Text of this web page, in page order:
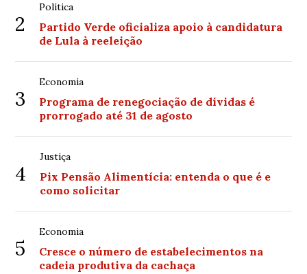
2
Política
Partido Verde oficializa apoio à candidatura
de Lula à reeleição
3
Economia
Programa de renegociação de dívidas é
prorrogado até 31 de agosto
4
Justiça
Pix Pensão Alimentícia: entenda o que é e
como solicitar
5
Economia
Cresce o número de estabelecimentos na
cadeia produtiva da cachaça